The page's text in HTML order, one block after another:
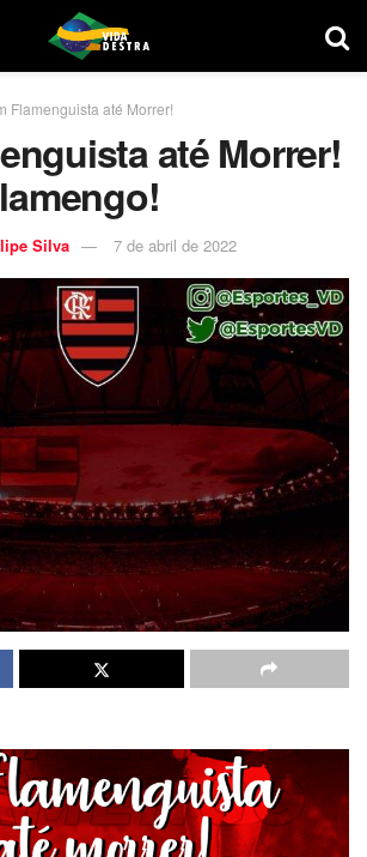
Flamenguista até Morrer!
até Morrer!
Silva 7 de abril de 2022